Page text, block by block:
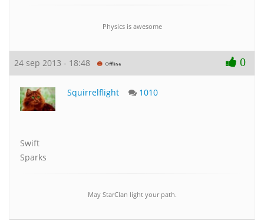
Physics is awesome
24 sep 2013 - 18:48 0
Squirrelflight 1010
Swift
Sparks
May StarClan light your path.